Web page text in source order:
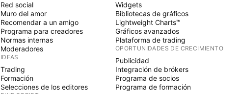
Red social
Muro del amor
Recomendar a un amigo
Programa para creadores
Normas internas
Moderadores
IDEAS
Trading
Formación
Selecciones de los editores
Widgets
Bibliotecas de gráficos
Lightweight Charts™
Gráficos avanzados
Plataforma de trading
OPORTUNIDADES DE CRECIMIENTO
Publicidad
Integración de brókers
Programa de socios
Programa de formación